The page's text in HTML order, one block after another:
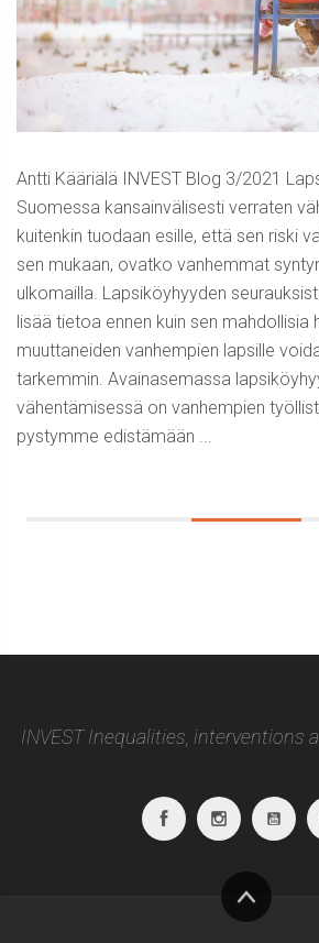
Antti Kääriälä INVEST Blog 3/2021
Suomessa kansainvälisesti verraten
kuitenkin tuodaan esille, että sen riski
sen mukaan, ovatko vanhemmat
ulkomailla. Lapsiköyhyyden
lisää tietoa ennen kuin sen mahdollisia
muuttaneiden vanhempien lapsille
tarkemmin. Avainasemassa
vähentämisessä on vanhempien
pystymme edistämään ...
INVEST Inequalities, interventions
FacebookInstagram